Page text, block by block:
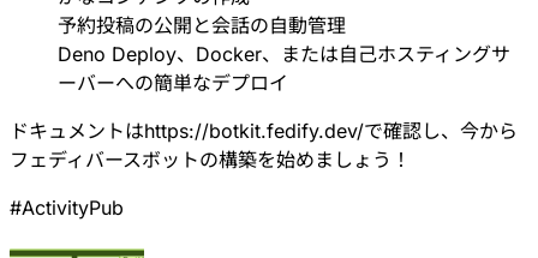
予約投稿の公開と会話の自動管理
Deno Deploy、Docker、または自己ホスティングサ
ーバーへの簡単なデプロイ
ドキュメントはhttps://botkit.fedify.dev/で確認し、今から
フェディバースボットの構築を始めましょう！
#ActivityPub